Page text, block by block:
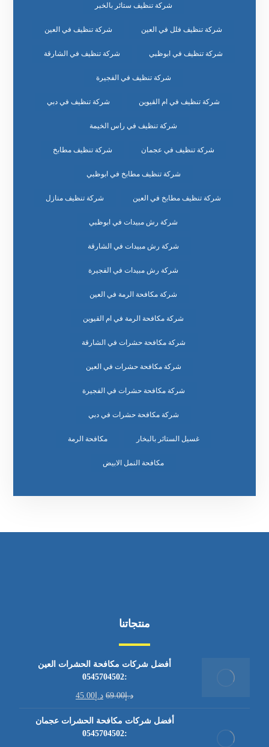
شركة تنظيف ستائر بالخبر
شركة تنظيف فلل في العين شركة تنظيف في العين
شركة تنظيف في ابوظبي شركة تنظيف في الشارقة
شركة تنظيف في الفجيرة
شركة تنظيف في ام القيوين شركة تنظيف في دبي
شركة تنظيف في راس الخيمة
شركة تنظيف في عجمان شركة تنظيف مطابخ
شركة تنظيف مطابخ في ابوظبي
شركة تنظيف مطابخ في العين شركة تنظيف منازل
شركة رش مبيدات في ابوظبي
شركة رش مبيدات في الشارقة
شركة رش مبيدات في الفجيرة
شركة مكافحة الرمة في العين
شركة مكافحة الرمة في ام القيوين
شركة مكافحة حشرات في الشارقة
شركة مكافحة حشرات في العين
شركة مكافحة حشرات في الفجيرة
شركة مكافحة حشرات في دبي
غسيل الستائر بالبخار مكافحة الرمة
مكافحة النمل الابيض
منتجاتنا
أفضل شركات مكافحة الحشرات العين
:0545704502
د.إ69.00 د.إ 45.00
أفضل شركات مكافحة الحشرات عجمان
:0545704502